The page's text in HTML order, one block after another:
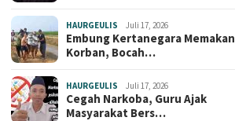
HAURGEULIS Juli 17, 2026
Embung Kertanegara Memakan
Korban, Bocah…
HAURGEULIS Juli 17, 2026
Cegah Narkoba, Guru Ajak
Masyarakat Bers…